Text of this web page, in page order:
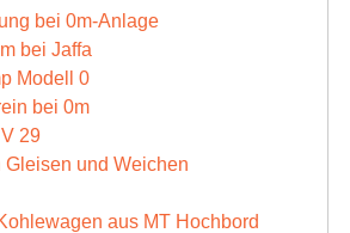
bei 0m-Anlage
bei Jaffa
Modell 0
bei 0m
29
Gleisen und Weichen
aus MT Hochbord